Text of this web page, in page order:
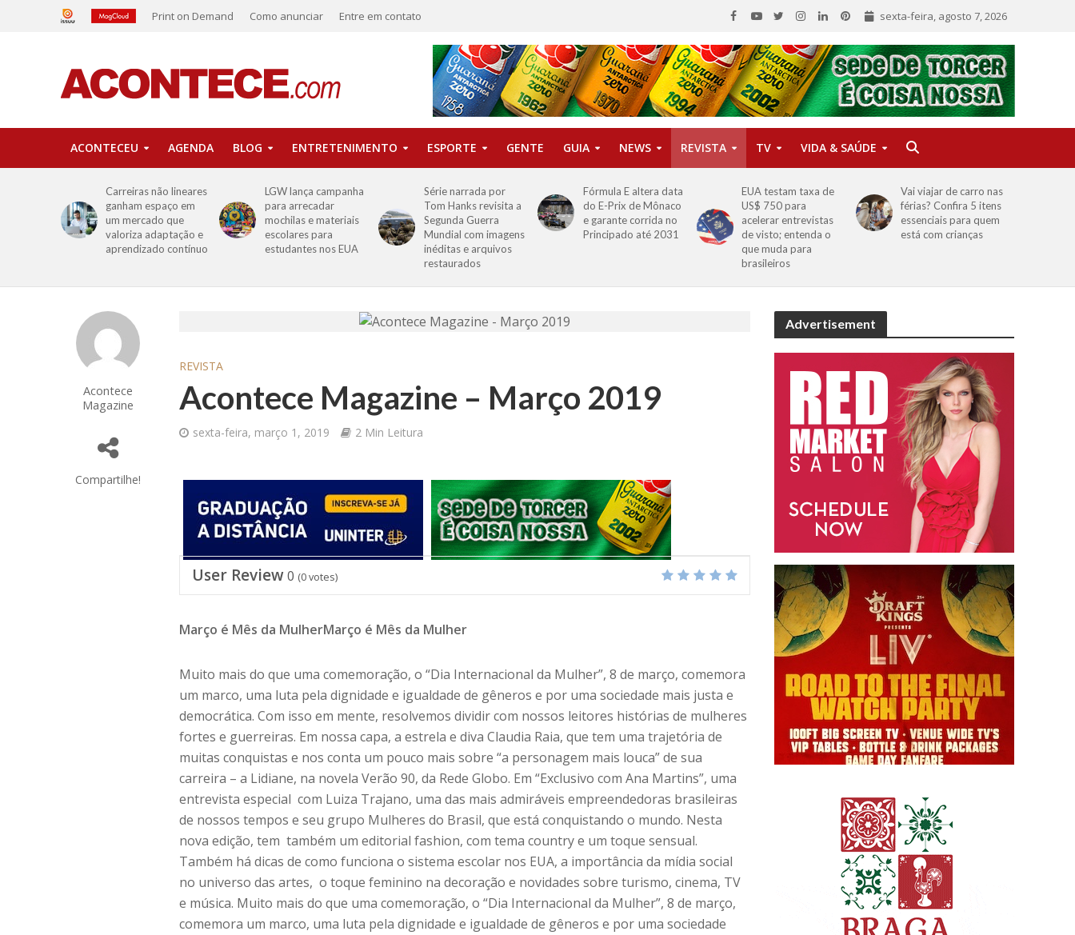
Print on Demand Como anunciar Entre em contato sexta-feira, agosto 7, 2026
ACONTECEU AGENDA BLOG ENTRETENIMENTO ESPORTE GENTE GUIA NEWS REVISTA TV VIDA & SAÚDE
Carreiras não lineares
ganham espaço em
um mercado que
valoriza adaptação e
aprendizado contínuo
LGW lança campanha
para arrecadar
mochilas e materiais
escolares para
estudantes nos EUA
Série narrada por
Tom Hanks revisita a
Segunda Guerra
Mundial com imagens
inéditas e arquivos
restaurados
Fórmula E altera data
do E-Prix de Mônaco
e garante corrida no
Principado até 2031
EUA testam taxa de
US$ 750 para
acelerar entrevistas
de visto; entenda o
que muda para
brasileiros
Vai viajar de carro nas
férias? Confira 5 itens
essenciais para quem
está com crianças
Acontece
Magazine
Compartilhe!
REVISTA
Acontece Magazine – Março 2019
sexta-feira, março 1, 2019 2 Min Leitura
User Review0 (0votes)
Março é Mês da MulherMarço é Mês da Mulher
Muito mais do que uma comemoração, o “Dia Internacional da Mulher”, 8 de março, comemora
um marco, uma luta pela dignidade e igualdade de gêneros e por uma sociedade mais justa e
democrática. Com isso em mente, resolvemos dividir com nossos leitores histórias de mulheres
fortes e guerreiras. Em nossa capa, a estrela e diva Claudia Raia, que tem uma trajetória de
muitas conquistas e nos conta um pouco mais sobre “a personagem mais louca” de sua
carreira – a Lidiane, na novela Verão 90, da Rede Globo. Em “Exclusivo com Ana Martins”, uma
entrevista especial com Luiza Trajano, uma das mais admiráveis empreendedoras brasileiras
de nossos tempos e seu grupo Mulheres do Brasil, que está conquistando o mundo. Nesta
nova edição, tem também um editorial fashion, com tema country e um toque sensual.
Também há dicas de como funciona o sistema escolar nos EUA, a importância da mídia social
no universo das artes, o toque feminino na decoração e novidades sobre turismo, cinema, TV
e música. Muito mais do que uma comemoração, o “Dia Internacional da Mulher”, 8 de março,
comemora um marco, uma luta pela dignidade e igualdade de gêneros e por uma sociedade
Advertisement